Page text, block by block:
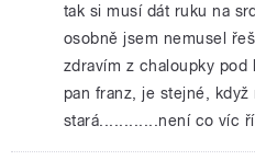
tak si musí dát ruku na
osobně jsem nemusel
zdravím z chaloupky pod
pan franz, je stejné,
stará............není co víc